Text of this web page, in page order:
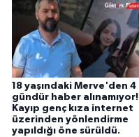
18 yaşındaki Merve'den 4
gündür haber alınamıyor!
Kayıp genç kıza internet
üzerinden yönlendirme
yapıldığı öne sürüldü.